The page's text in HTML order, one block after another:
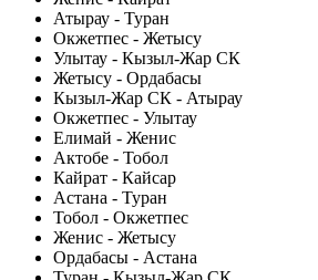
Атырау - Туран
Окжетпес - Жетысу
Улытау - Кызыл-Жар СК
Жетысу - Ордабасы
Кызыл-Жар СК - Атырау
Окжетпес - Улытау
Елимай - Женис
Актобе - Тобол
Кайрат - Кайсар
Астана - Туран
Тобол - Окжетпес
Женис - Жетысу
Ордабасы - Астана